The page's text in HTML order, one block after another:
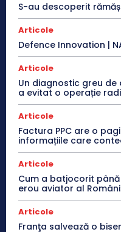
S-au descoperit
Articole
Defence Innovation |
Articole
Un diagnostic greu
a evitat o operație
Articole
Factura PPC are o
informațiile care
Articole
Cum a batjocorit
erou aviator al
Articole
Franţa salvează o